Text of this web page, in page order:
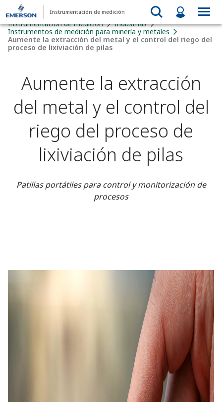
Instrumentación de medición
Instrumentación de medición
Industrias
Instrumentos de medición para minería y metales
Aumente la extracción del metal y el control del riego del
proceso de lixiviación de pilas
Aumente la extracción
del metal y el control del
riego del proceso de
lixiviación de pilas
Patillas portátiles para control y monitorización de
procesos